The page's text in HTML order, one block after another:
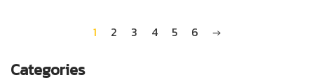
1 2 3 4 5 6 →
Categories